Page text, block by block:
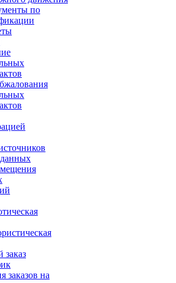
по
заказов на